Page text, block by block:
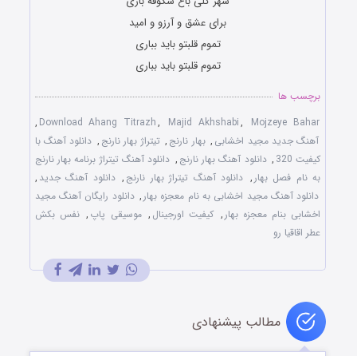
برای عشق و آرزو و امید
تموم قلبتو باید بباری
تموم قلبتو باید بباری
برچسب ها
Download Ahang Titrazh, Majid Akhshabi, Mojzeye Bahar
,
آهنگ جدید مجید اخشابی , بهار نارنج , تیتراژ بهار نارنج , دانلود آهنگ با
کیفیت 320
, دانلود آهنگ بهار نارنج , دانلود آهنگ تیتراژ برنامه بهار نارنج
به نام فصل بهار , دانلود آهنگ تیتراژ بهار نارنج , دانلود آهنگ جدید ,
دانلود آهنگ مجید اخشابی به نام معجزه بهار , دانلود رایگان آهنگ مجید
اخشابی بنام معجزه بهار , کیفیت اورجینال , موسیقی پاپ , نفس بکش
عطر اقاقیا رو
مطالب پیشنهادی